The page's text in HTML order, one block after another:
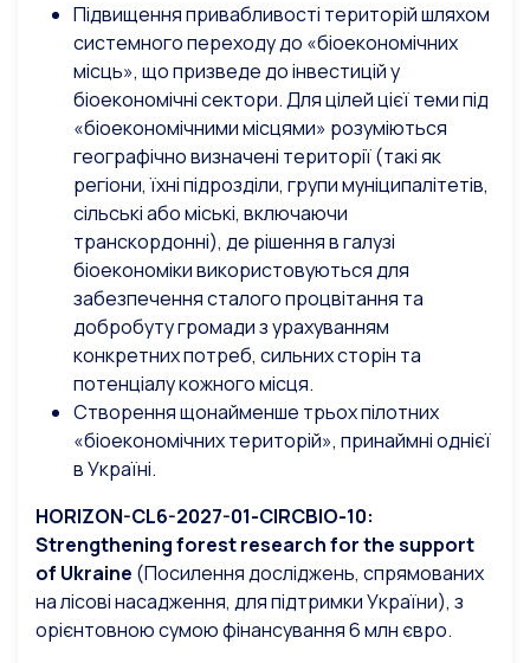
Підвищення привабливості територій шляхом
системного переходу до «біоекономічних
місць», що призведе до інвестицій у
біоекономічні сектори. Для цілей цієї теми під
«біоекономічними місцями» розуміються
географічно визначені території (такі як
регіони, їхні підрозділи, групи муніципалітетів,
сільські або міські, включаючи
транскордонні), де рішення в галузі
біоекономіки використовуються для
забезпечення сталого процвітання та
добробуту громади з урахуванням
конкретних потреб, сильних сторін та
потенціалу кожного місця.
Створення щонайменше трьох пілотних
«біоекономічних територій», принаймні однієї
в Україні.
HORIZON-CL6-2027-01-CIRCBIO-10:
Strengtheningforestresearchforthesupport
of Ukraine (Посилення досліджень, спрямованих
на лісові насадження, для підтримки України), з
орієнтовною сумою фінансування 6 млн євро.